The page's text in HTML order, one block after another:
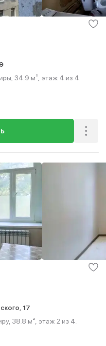
34.9 м², этаж 4 из 4.
17
38.8 м², этаж 2 из 4.